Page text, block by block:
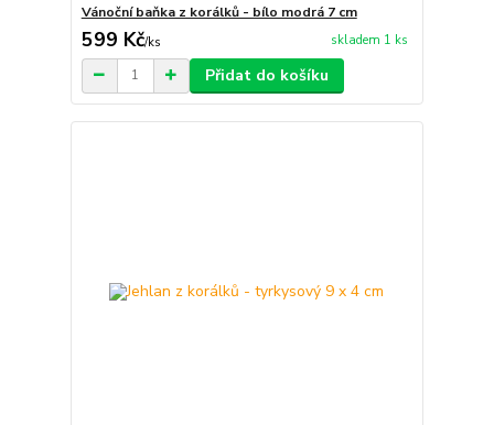
Vánoční baňka z korálků - bílo modrá 7 cm
599 Kč/ks skladem 1 ks
Přidat do košíku